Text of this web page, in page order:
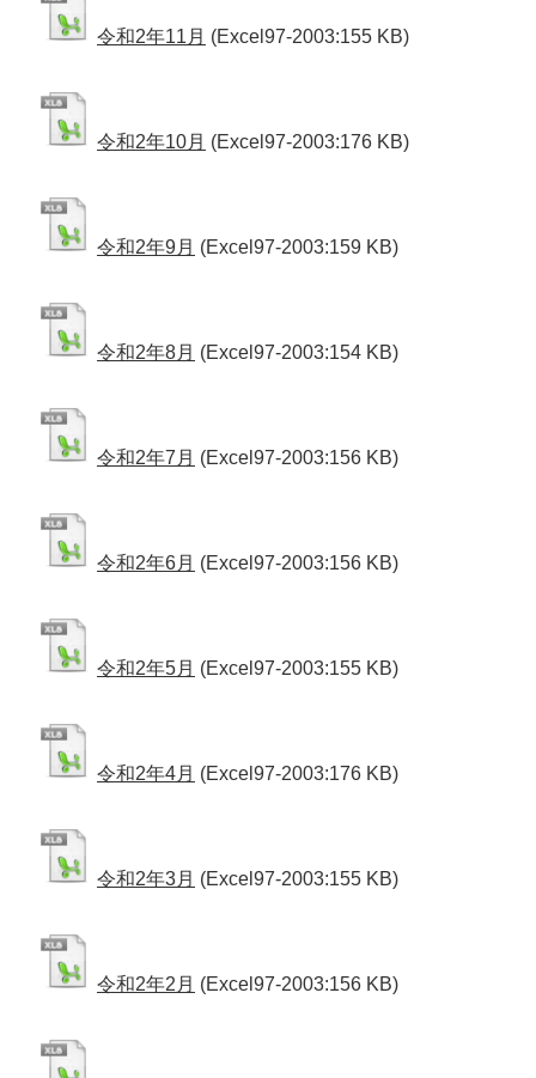
令和2年11月 (Excel97-2003:155 KB)
令和2年10月 (Excel97-2003:176 KB)
令和2年9月 (Excel97-2003:159 KB)
令和2年8月 (Excel97-2003:154 KB)
令和2年7月 (Excel97-2003:156 KB)
令和2年6月 (Excel97-2003:156 KB)
令和2年5月 (Excel97-2003:155 KB)
令和2年4月 (Excel97-2003:176 KB)
令和2年3月 (Excel97-2003:155 KB)
令和2年2月 (Excel97-2003:156 KB)